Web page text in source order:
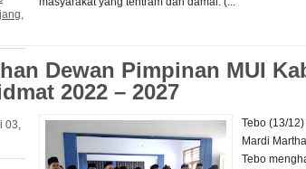
Dewan Pimpinan MUI
2022 – 2027
03,
Tebo (13/
Mardi
Tebo